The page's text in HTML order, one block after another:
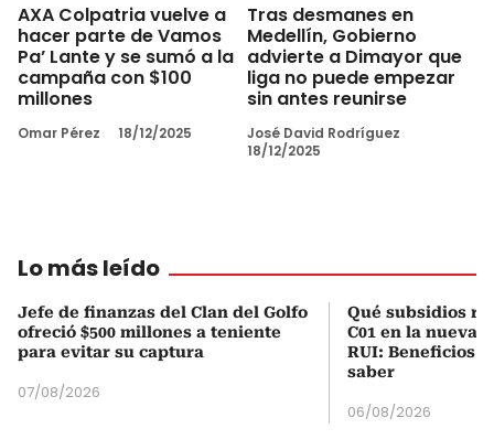
AXA Colpatria vuelve a
hacer parte de Vamos
Pa’ Lante y se sumó a la
campaña con $100
millones
Omar Pérez 18/12/2025
Tras desmanes en
Medellín, Gobierno
advierte a Dimayor que
liga no puede empezar
sin antes reunirse
José David Rodríguez
18/12/2025
Lo más leído
Jefe de finanzas del Clan del Golfo
ofreció $500 millones a teniente
para evitar su captura
07/08/2026
Qué subsidios
C01 en la nueva
RUI: Beneficios
saber
06/08/2026